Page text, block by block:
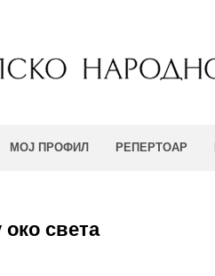
МОЈ ПРОФИЛ РЕПЕРТОАР
око света